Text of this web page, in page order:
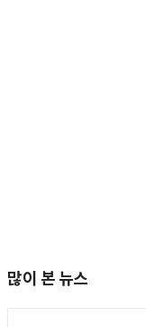
많이 본 뉴스